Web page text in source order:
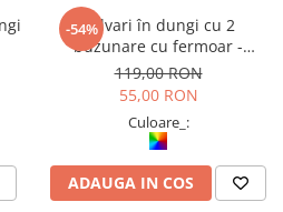
-54%Șalvari în dungi cu 2
buzunare cu fermoar -
Multicolor
119,00 RON
55,00 RON
Culoare_:
ADAUGA IN COS